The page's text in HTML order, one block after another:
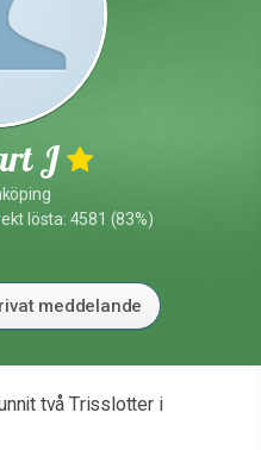
J
lösta: 4581 (83%)
meddelande
två Trisslotter i